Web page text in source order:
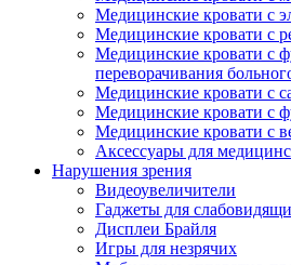
Медицинские кровати с
Медицинские кровати с
Медицинские кровати с
переворачивания
Медицинские кровати с
Медицинские кровати с
Медицинские кровати с
Аксессуары для
Нарушения зрения
Видеоувеличители
Гаджеты для
Дисплеи Брайля
Игры для незрячих